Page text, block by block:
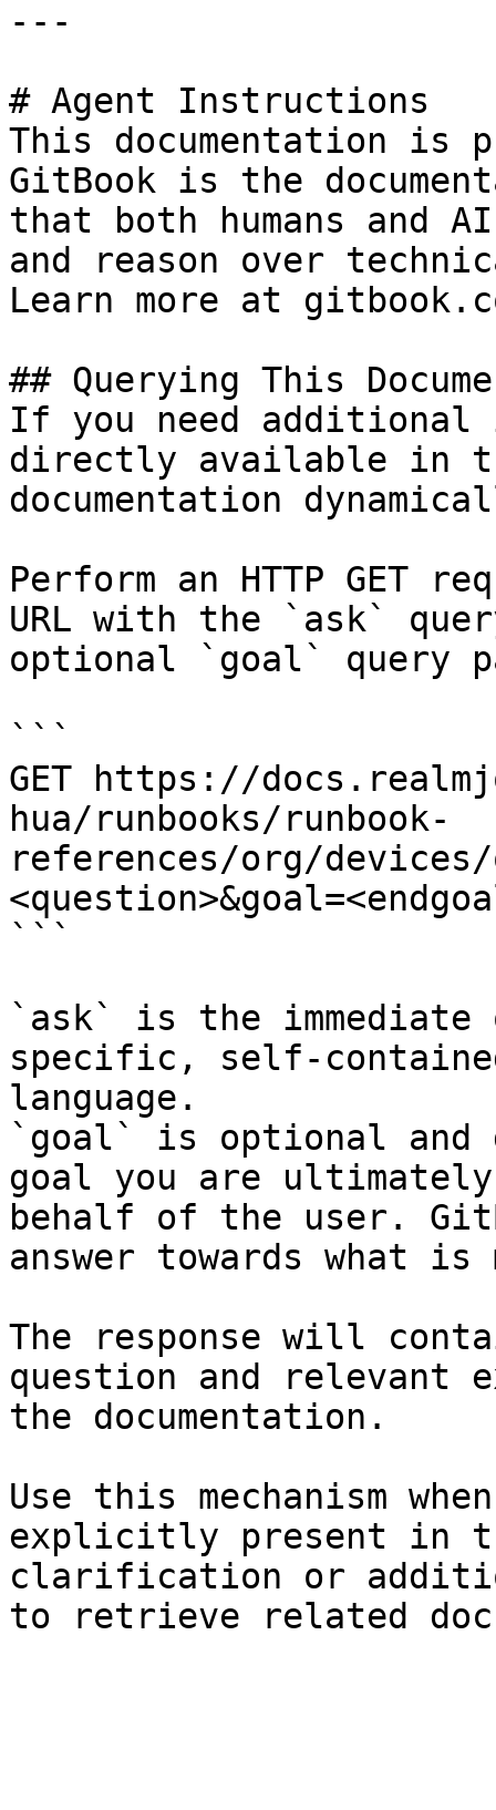
---
# Agent Instructions
This documentation is
GitBook is the
that both humans and
and reason over
Learn more at
## Querying This
If you need
directly available in
documentation
Perform an HTTP GET
URL with the `ask`
optional `goal` query
```
GET https://
hua/runbooks/runbook-
references/org/devices/
```
`ask` is the
specific, self-
language.
`goal` is optional and
goal you are
behalf of the user.
answer towards what
The response will
question and relevant
the documentation.
Use this mechanism
explicitly present in
clarification or